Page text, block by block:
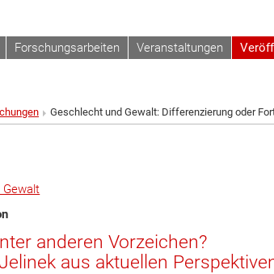
Forschungsarbeiten Veranstaltungen
Geschlecht und Gewalt: Differenzierung oder
Gewalt
anderen Vorzeichen?
aus aktuellen